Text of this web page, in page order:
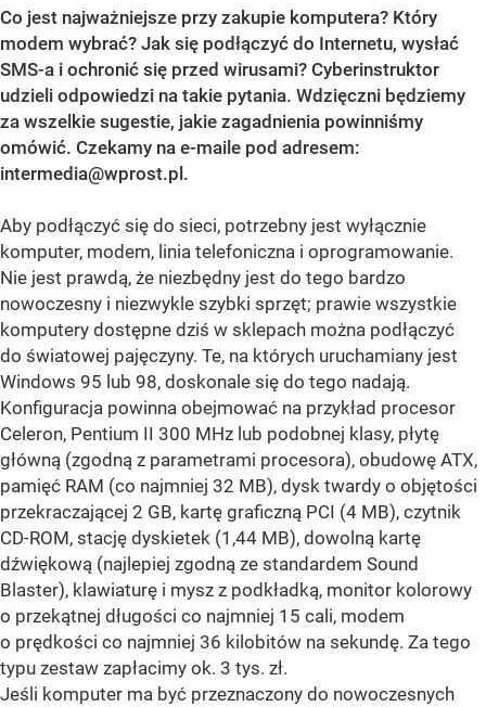
Co jest najważniejsze przy zakupie komputera? Który
modem wybrać? Jak się podłączyć do Internetu, wysłać
SMS-a i ochronić się przed wirusami? Cyberinstruktor
udzieli odpowiedzi na takie pytania. Wdzięczni będziemy
za wszelkie sugestie, jakie zagadnienia powinniśmy
omówić. Czekamy na e-maile pod adresem:
intermedia@wprost.pl .
Aby podłączyć się do sieci, potrzebny jest wyłącznie
komputer, modem, linia telefoniczna i oprogramowanie.
Nie jest prawdą, że niezbędny jest do tego bardzo
nowoczesny i niezwykle szybki sprzęt; prawie wszystkie
komputery dostępne dziś w sklepach można podłączyć
do światowej pajęczyny. Te, na których uruchamiany jest
Windows 95 lub 98, doskonale się do tego nadają.
Konfiguracja powinna obejmować na przykład procesor
Celeron, Pentium II 300 MHz lub podobnej klasy, płytę
główną (zgodną z parametrami procesora), obudowę ATX,
pamięć RAM (co najmniej 32 MB), dysk twardy o objętości
przekraczającej 2 GB, kartę graficzną PCI (4 MB), czytnik
CD-ROM, stację dyskietek (1,44 MB), dowolną kartę
dźwiękową (najlepiej zgodną ze standardem Sound
Blaster), klawiaturę i mysz z podkładką, monitor kolorowy
o przekątnej długości co najmniej 15 cali, modem
o prędkości co najmniej 36 kilobitów na sekundę. Za tego
typu zestaw zapłacimy ok. 3 tys. zł.
Jeśli komputer ma być przeznaczony do nowoczesnych